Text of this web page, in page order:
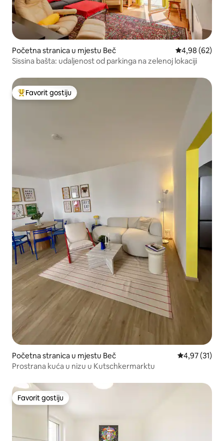
Početna stranica u mjestu Beč prosječna
4,98 (62)
Sissina bašta: udaljenost od parkinga na zelenoj lokaciji
Glavni favorit gostiju
Favorit gostiju
Početna stranica u mjestu Beč prosječna
4,97 (31)
Prostrana kuća u nizu u Kutschkermarktu
Favorit gostiju
Favorit gostiju